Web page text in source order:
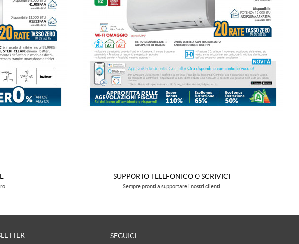
SUPPORTO TELEFONICO O SCRIVICI
Sempre pronti a supportare i nostri clienti
SEGUICI